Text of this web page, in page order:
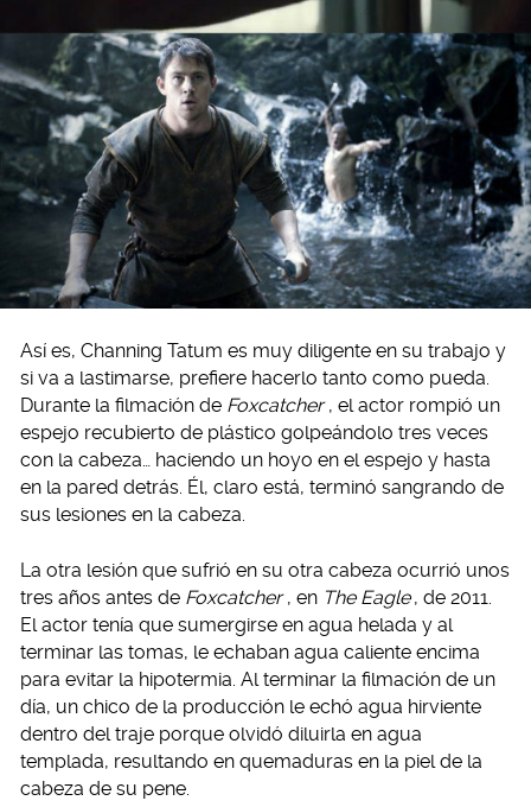
Así es, Channing Tatum es muy diligente en su trabajo y
si va a lastimarse, prefiere hacerlo tanto como pueda.
Durante la filmación de Foxcatcher , el actor rompió un
espejo recubierto de plástico golpeándolo tres veces
con la cabeza… haciendo un hoyo en el espejo y hasta
en la pared detrás. Él, claro está, terminó sangrando de
sus lesiones en la cabeza.
La otra lesión que sufrió en su otra cabeza ocurrió unos
tres años antes de Foxcatcher , en The Eagle , de 2011.
El actor tenía que sumergirse en agua helada y al
terminar las tomas, le echaban agua caliente encima
para evitar la hipotermia. Al terminar la filmación de un
día, un chico de la producción le echó agua hirviente
dentro del traje porque olvidó diluirla en agua
templada, resultando en quemaduras en la piel de la
cabeza de su pene.